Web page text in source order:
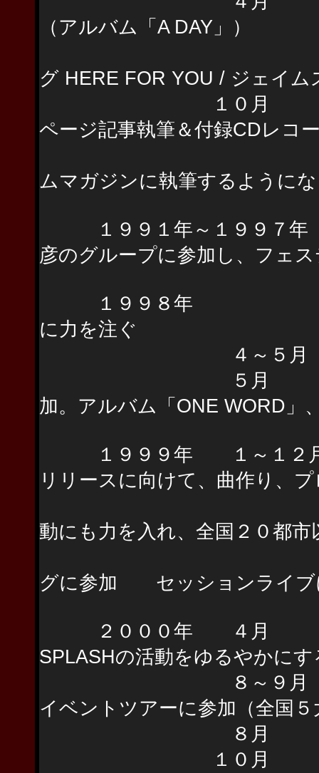
（アルバム「A DAY」）
グ HERE FOR YOU / ジェイ
１０月 リズム＆
ページ記事執筆＆付録CDレコ
ムマガジンに執筆するように
１９９１年～１９９７年
彦のグループに参加し、フェ
１９９８年 この年
に力を注ぐ
４～５月 豊嶋真
５月 財津和夫
加。アルバム「ONE WORD」
１９９９年 １～１２月
リリースに向けて、曲作り、
動にも力を入れ、全国２０都
グに参加 セッションライブ
２０００年 ４月
SPLASHの活動をゆるやかにす
８～９月 LOVE
イベントツアーに参加（全国５
８月 デュアル
１０月 LOVE